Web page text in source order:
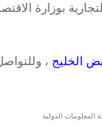
بوزارة
الخليج ،
الدولية